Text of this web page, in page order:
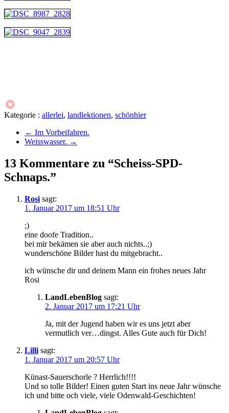
Kategorie : allerlei, landlektionen, schönhier
← Im Vorbeifahren.
Weisswasser. →
13 Kommentare zu “Scheiss-SPD-
Schnaps.”
Rosi sagt:
1. Januar 2017 um 18:51 Uhr
;)
eine doofe Tradition..
bei mir bekämen sie aber auch nichts..;)
wunderschöne Bilder hast du mitgebracht..
ich wünsche dir und deinem Mann ein frohes neues Jahr
Rosi
LandLebenBlog sagt:
2. Januar 2017 um 17:21 Uhr
Ja, mit der Jugend haben wir es uns jetzt aber
vermutlich ver…dingst. Alles Gute auch für Dich!
Lilli sagt:
1. Januar 2017 um 20:57 Uhr
Künast-Sauerschorle ? Herrlich!!!!
Und so tolle Bilder! Einen guten Start ins neue Jahr wünsche
ich und bitte och viele, viele Odenwald-Geschichten!